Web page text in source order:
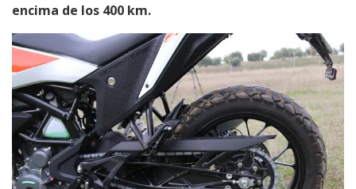
encima de los 400 km.